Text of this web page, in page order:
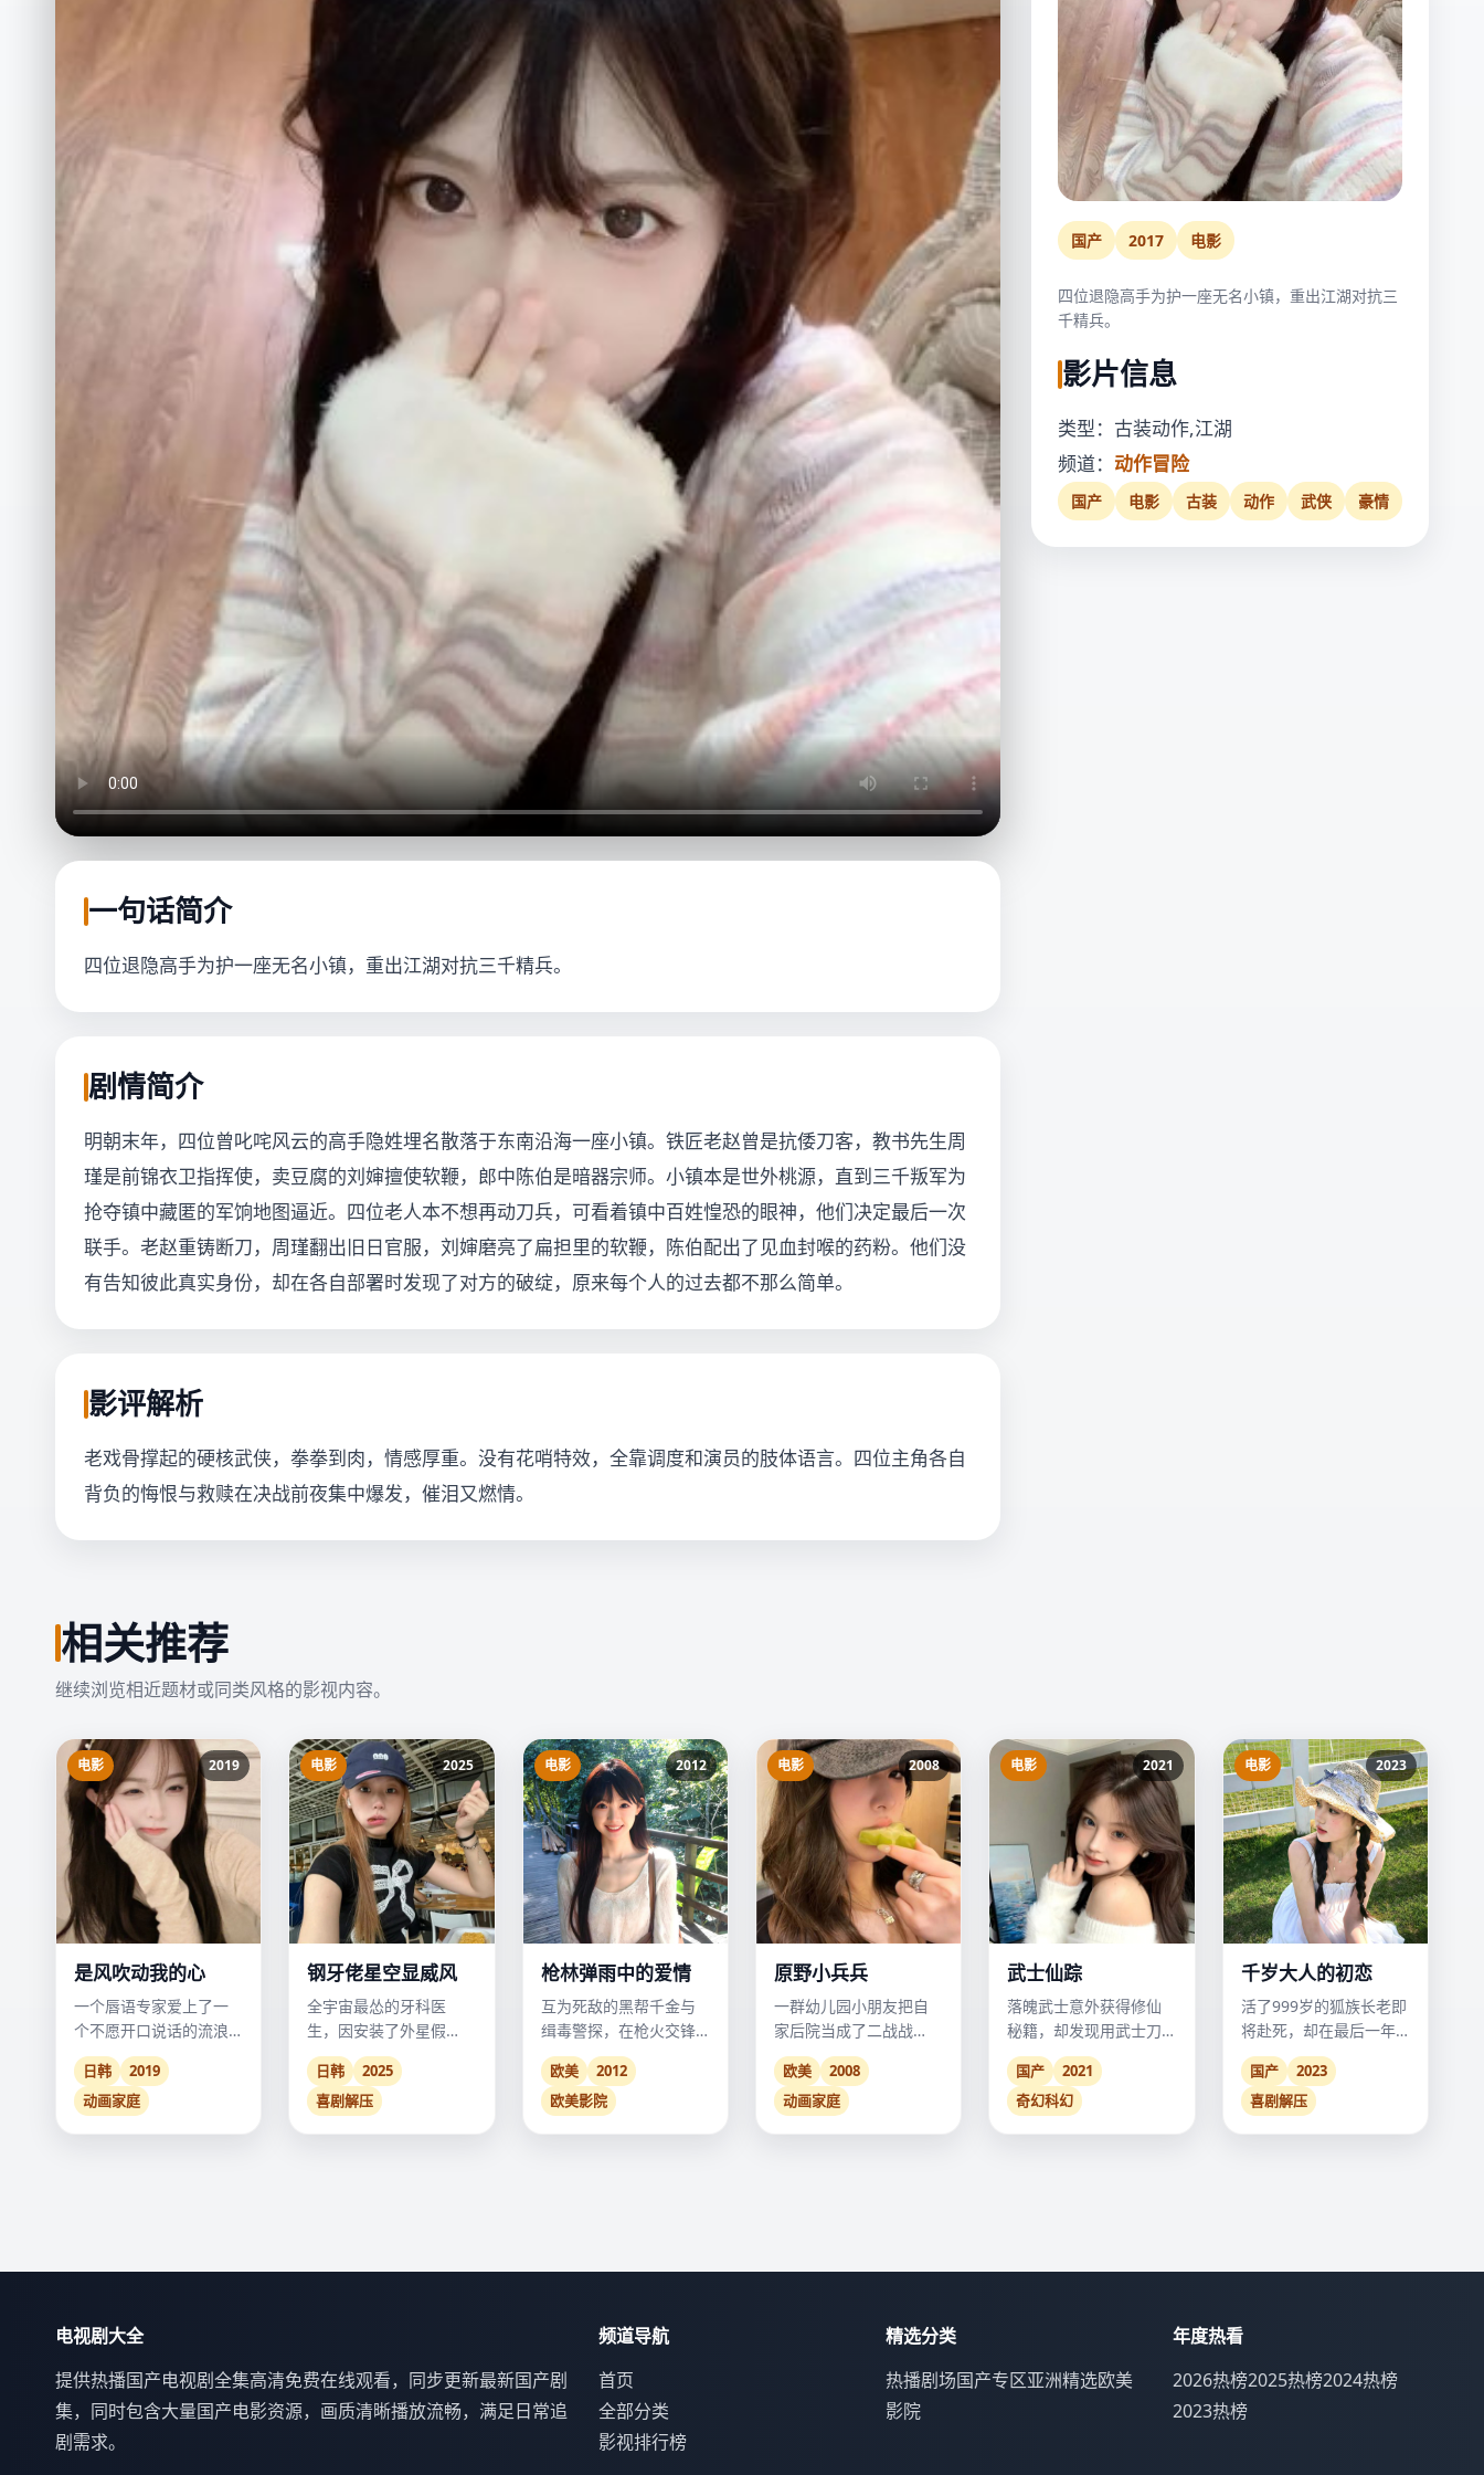
一句话简介
四位退隐高手为护一座无名小镇，重出江湖对抗三千精兵。
剧情简介
明朝末年，四位曾叱咤风云的高手隐姓埋名散落于东南沿海一座小镇。铁匠老赵曾是抗倭刀客，教书先生周
瑾是前锦衣卫指挥使，卖豆腐的刘婶擅使软鞭，郎中陈伯是暗器宗师。小镇本是世外桃源，直到三千叛军为
抢夺镇中藏匿的军饷地图逼近。四位老人本不想再动刀兵，可看着镇中百姓惶恐的眼神，他们决定最后一次
联手。老赵重铸断刀，周瑾翻出旧日官服，刘婶磨亮了扁担里的软鞭，陈伯配出了见血封喉的药粉。他们没
有告知彼此真实身份，却在各自部署时发现了对方的破绽，原来每个人的过去都不那么简单。
影评解析
老戏骨撑起的硬核武侠，拳拳到肉，情感厚重。没有花哨特效，全靠调度和演员的肢体语言。四位主角各自
背负的悔恨与救赎在决战前夜集中爆发，催泪又燃情。
国产 2017 电影
四位退隐高手为护一座无名小镇，重出江湖对抗三
千精兵。
影片信息
类型：古装动作,江湖
频道： 动作冒险
国产 电影 古装 动作 武侠 豪情
相关推荐
继续浏览相近题材或同类风格的影视内容。
电影 2019
是风吹动我的心
一个唇语专家爱上了一
个不愿开口说话的流浪
歌手。
日韩
2019
动画家庭
电影 2025
钢牙佬星空显威风
全宇宙最怂的牙科医
生，因安装了外星假
牙，被迫驾驶破旧飞船
拯救银河系。
日韩
2025
喜剧解压
电影 2012
枪林弹雨中的爱情
互为死敌的黑帮千金与
缉毒警探，在枪火交锋
中坠入爱河，他们的婚
礼注定要用子弹来庆
祝。
欧美
2012
欧美影院
电影 2008
原野小兵兵
一群幼儿园小朋友把自
家后院当成了二战战
场，上演了一出啼笑皆
非的“大作战”。
欧美
2008
动画家庭
电影 2021
武士仙踪
落魄武士意外获得修仙
秘籍，却发现用武士刀
劈开灵脉才是最强修炼
法门。
国产
2021
奇幻科幻
电影 2023
千岁大人的初恋
活了999岁的狐族长老即
将赴死，却在最后一年
被人类女孩教会了什么
叫“心动”。
国产
2023
喜剧解压
电视剧大全
提供热播国产电视剧全集高清免费在线观看，同步更新最新国产剧
集，同时包含大量国产电影资源，画质清晰播放流畅，满足日常追
剧需求。
频道导航
首页
全部分类
影视排行榜
精选分类
热播剧场国产专区亚洲精选欧美
影院
年度热看
2026热榜2025热榜2024热榜
2023热榜